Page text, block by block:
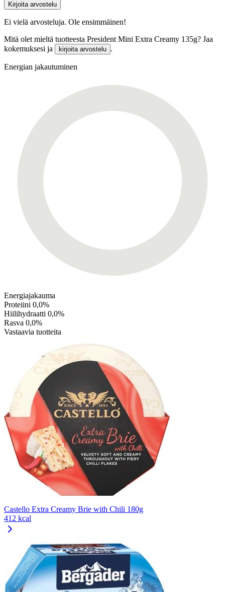
Kirjoita arvostelu
Ei vielä arvosteluja. Ole ensimmäinen!
Mitä olet mieltä tuotteesta President Mini Extra Creamy 135g? Jaa
kokemuksesi ja
kirjoita arvostelu .
Energian jakautuminen
Energiajakauma
Proteiini 0,0%
Hiilihydraatti 0,0%
Rasva 0,0%
Vastaavia tuotteita
Castello Extra Creamy Brie with Chili 180g
412 kcal